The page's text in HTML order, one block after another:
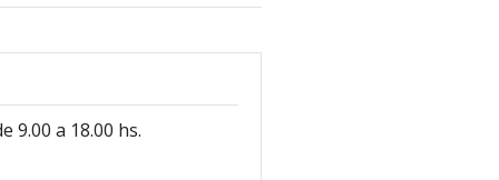
9.00 a 18.00 hs.